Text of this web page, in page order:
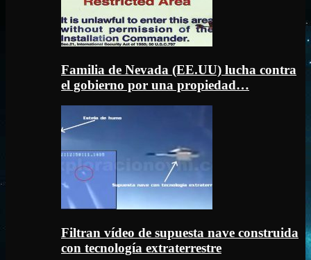
Familia de Nevada (EE.UU) lucha contra
el gobierno por una propiedad…
Filtran vídeo de supuesta nave construida
con tecnología extraterrestre